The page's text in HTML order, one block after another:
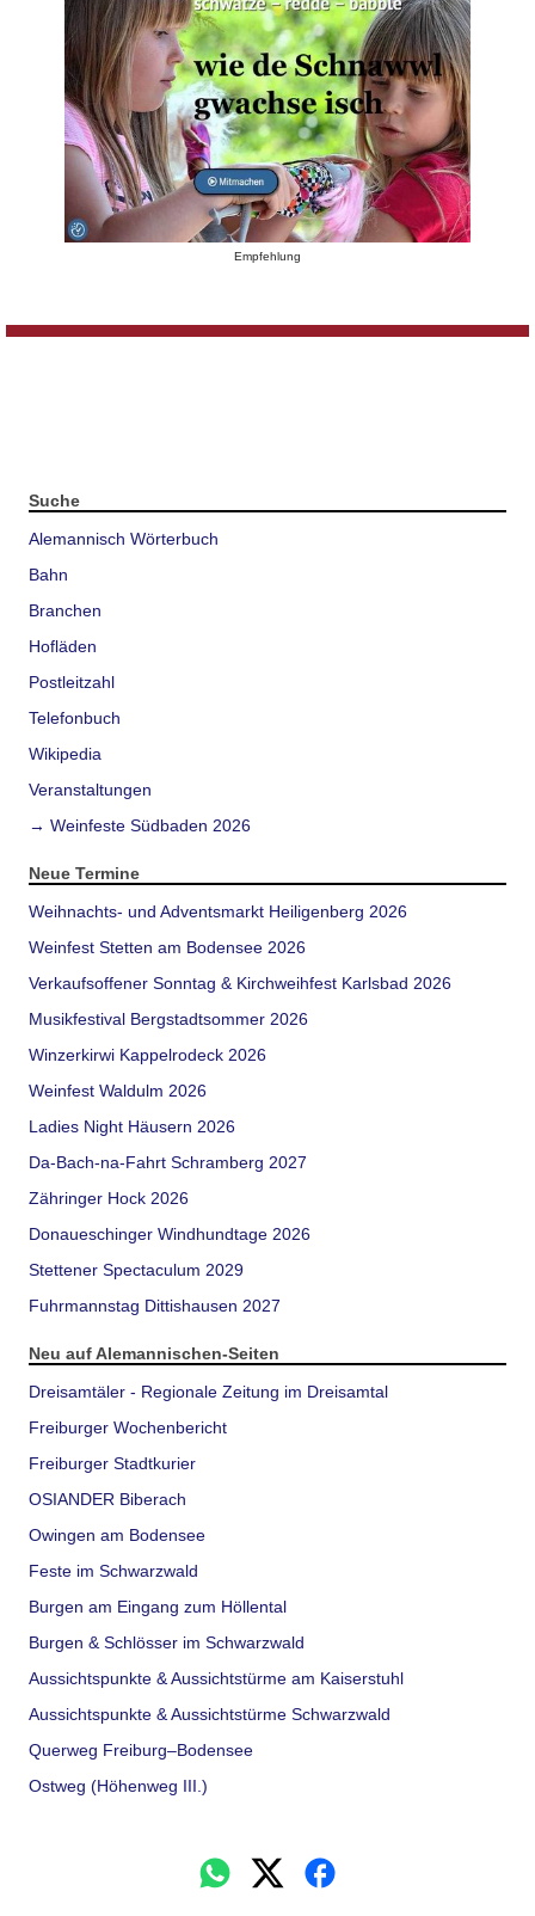
Empfehlung
Suche
Alemannisch Wörterbuch
Bahn
Branchen
Hofläden
Postleitzahl
Telefonbuch
Wikipedia
Veranstaltungen
→ Weinfeste Südbaden 2026
Neue Termine
Weihnachts- und Adventsmarkt Heiligenberg 2026
Weinfest Stetten am Bodensee 2026
Verkaufsoffener Sonntag & Kirchweihfest Karlsbad 2026
Musikfestival Bergstadtsommer 2026
Winzerkirwi Kappelrodeck 2026
Weinfest Waldulm 2026
Ladies Night Häusern 2026
Da-Bach-na-Fahrt Schramberg 2027
Zähringer Hock 2026
Donaueschinger Windhundtage 2026
Stettener Spectaculum 2029
Fuhrmannstag Dittishausen 2027
Neu auf Alemannischen-Seiten
Dreisamtäler - Regionale Zeitung im Dreisamtal
Freiburger Wochenbericht
Freiburger Stadtkurier
OSIANDER Biberach
Owingen am Bodensee
Feste im Schwarzwald
Burgen am Eingang zum Höllental
Burgen & Schlösser im Schwarzwald
Aussichtspunkte & Aussichtstürme am Kaiserstuhl
Aussichtspunkte & Aussichtstürme Schwarzwald
Querweg Freiburg–Bodensee
Ostweg (Höhenweg III.)